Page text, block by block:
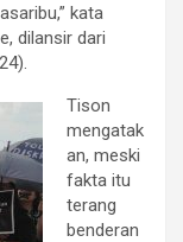
kata
dilansir dari
Tison
mengatak
an, meski
fakta itu
terang
benderan